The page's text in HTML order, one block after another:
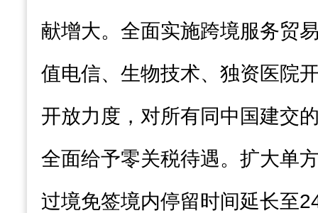
献增大。全面实施跨境服务贸
值电信、生物技术、独资医院
开放力度，对所有同中国建交
全面给予零关税待遇。扩大单
过境免签境内停留时间延长至